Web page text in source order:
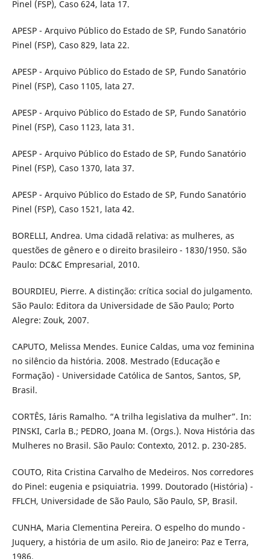
Pinel (FSP), Caso 624, lata 17.
APESP - Arquivo Público do Estado de SP, Fundo Sanatório
Pinel (FSP), Caso 829, lata 22.
APESP - Arquivo Público do Estado de SP, Fundo Sanatório
Pinel (FSP), Caso 1105, lata 27.
APESP - Arquivo Público do Estado de SP, Fundo Sanatório
Pinel (FSP), Caso 1123, lata 31.
APESP - Arquivo Público do Estado de SP, Fundo Sanatório
Pinel (FSP), Caso 1370, lata 37.
APESP - Arquivo Público do Estado de SP, Fundo Sanatório
Pinel (FSP), Caso 1521, lata 42.
BORELLI, Andrea. Uma cidadã relativa: as mulheres, as
questões de gênero e o direito brasileiro - 1830/1950. São
Paulo: DC&C Empresarial, 2010.
BOURDIEU, Pierre. A distinção: crítica social do julgamento.
São Paulo: Editora da Universidade de São Paulo; Porto
Alegre: Zouk, 2007.
CAPUTO, Melissa Mendes. Eunice Caldas, uma voz feminina
no silêncio da história. 2008. Mestrado (Educação e
Formação) - Universidade Católica de Santos, Santos, SP,
Brasil.
CORTÊS, Iáris Ramalho. “A trilha legislativa da mulher”. In:
PINSKI, Carla B.; PEDRO, Joana M. (Orgs.). Nova História das
Mulheres no Brasil. São Paulo: Contexto, 2012. p. 230-285.
COUTO, Rita Cristina Carvalho de Medeiros. Nos corredores
do Pinel: eugenia e psiquiatria. 1999. Doutorado (História) -
FFLCH, Universidade de São Paulo, São Paulo, SP, Brasil.
CUNHA, Maria Clementina Pereira. O espelho do mundo -
Juquery, a história de um asilo. Rio de Janeiro: Paz e Terra,
1986.